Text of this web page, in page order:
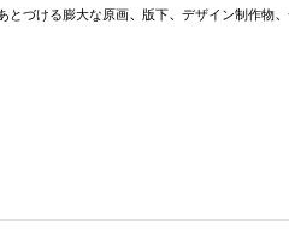
とづける膨大な原画、版下、デザイン制作物